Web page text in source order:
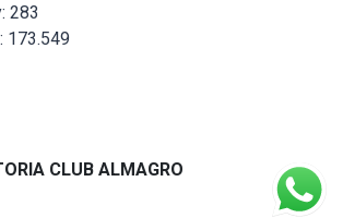
283
173.549
CLUB ALMAGRO